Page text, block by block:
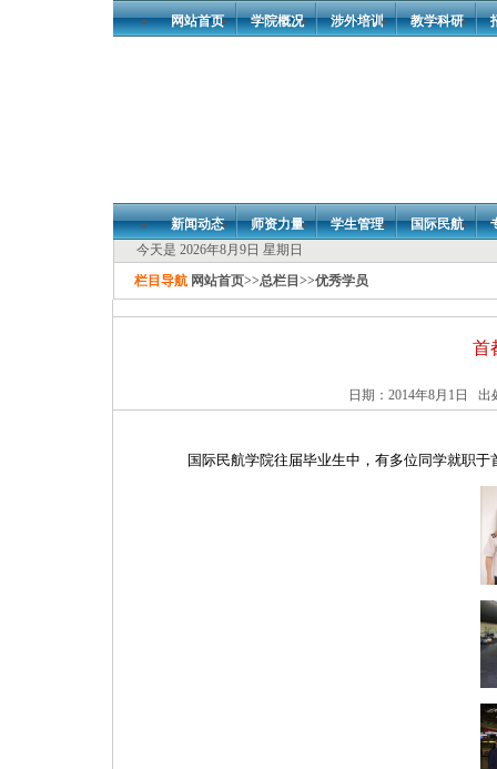
网站首页 学院概况 涉外培训 教学科研
新闻动态 师资力量 学生管理 国际民航
今天是 2026年8月9日 星期日
栏目导航 网站首页>>总栏目 >>优秀学员
首
日期：2014年8月1日
国际民航学院往届毕业生中，有多位同学就职于